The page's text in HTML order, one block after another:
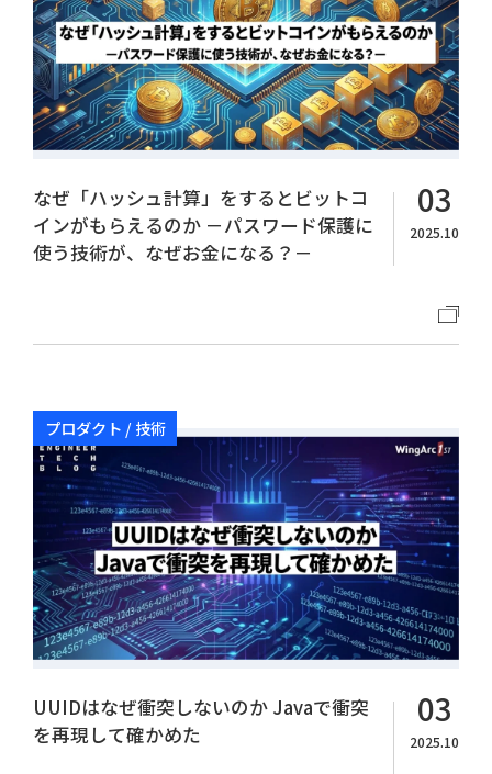
なぜ「ハッシュ計算」をするとビットコ
インがもらえるのか －パスワード保護に
使う技術が、なぜお金になる？－
03
2025.10
プロダクト / 技術
UUIDはなぜ衝突しないのか Javaで衝突
を再現して確かめた
03
2025.10